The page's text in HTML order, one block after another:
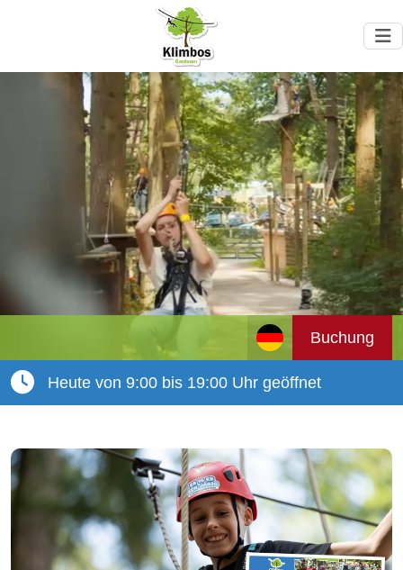
Buchung
Heute von 9:00 bis 19:00 Uhr geöffnet